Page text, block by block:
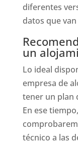
diferentes
datos que
un
Lo ideal
empresa de
tener un plan
En ese
técnico a las